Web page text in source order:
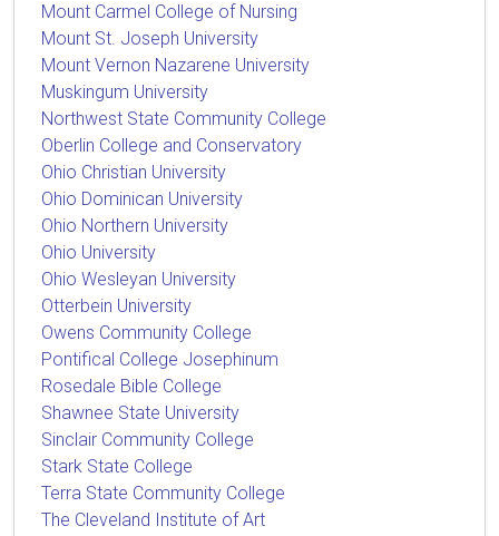
Mount Carmel College of Nursing
Mount St. Joseph University
Mount Vernon Nazarene University
Muskingum University
Northwest State Community College
Oberlin College and Conservatory
Ohio Christian University
Ohio Dominican University
Ohio Northern University
Ohio University
Ohio Wesleyan University
Otterbein University
Owens Community College
Pontifical College Josephinum
Rosedale Bible College
Shawnee State University
Sinclair Community College
Stark State College
Terra State Community College
The Cleveland Institute of Art